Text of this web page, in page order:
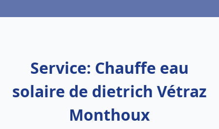
Service: Chauffe eau
solaire de dietrich Vétraz
Monthoux